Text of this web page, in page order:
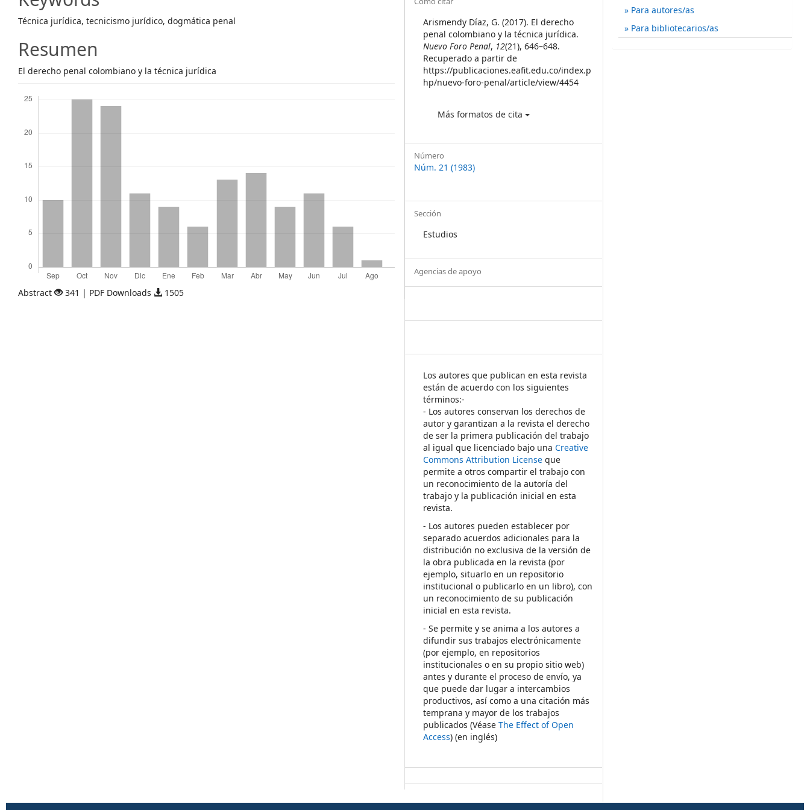
Content
Técnica jurídica, tecnicismo jurídico, dogmática penal
Resumen
El derecho penal colombiano y la técnica jurídica
Abstract 341 | PDF Downloads 1505
Details
Arismendy Díaz, G. (2017). El derecho
penal colombiano y la técnica jurídica.
Nuevo Foro Penal, 12(21), 646–648.
Recuperado a partir de
https://publicaciones.eafit.edu.co/index.p
hp/nuevo-foro-penal/article/view/4454
Más formatos de cita
Número
Núm. 21 (1983)
Sección
Estudios
Agencias de apoyo
Los autores que publican en esta revista
están de acuerdo con los siguientes
términos:-
- Los autores conservan los derechos de
autor y garantizan a la revista el derecho
de ser la primera publicación del trabajo
al igual que licenciado bajo unaCreative
Commons Attribution License que
permite a otros compartir el trabajo con
un reconocimiento de la autoría del
trabajo y la publicación inicial en esta
revista.
- Los autores pueden establecer por
separado acuerdos adicionales para la
distribución no exclusiva de la versión de
la obra publicada en la revista (por
ejemplo, situarlo en un repositorio
institucional o publicarlo en un libro), con
un reconocimiento de su publicación
inicial en esta revista.
- Se permite y se anima a los autores a
difundir sus trabajos electrónicamente
(por ejemplo, en repositorios
institucionales o en su propio sitio web)
antes y durante el proceso de envío, ya
que puede dar lugar a intercambios
productivos, así como a una citación más
temprana y mayor de los trabajos
publicados (VéaseThe Effect of Open
Access) (en inglés)
Para autores/as
Para bibliotecarios/as